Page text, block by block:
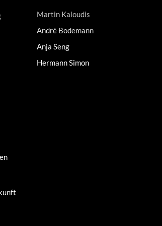
Martin Kaloudis
André Bodemann
Anja Seng
Hermann Simon